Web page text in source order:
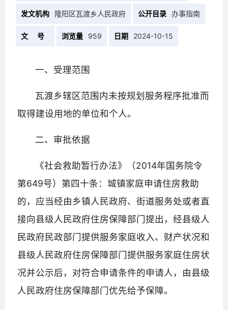
发文机构 隆阳区瓦渡乡人民政府 公开目录 办事指南
文 号 浏览量 959 日期 2024-10-15
一、受理范围
瓦渡乡辖区范围内未按规划服务程序批准而
取得建设用地的单位和个人。
二、审批依据
《社会救助暂行办法》（2014年国务院令
第649号）第四十条：城镇家庭申请住房救助
的，应当经由乡镇人民政府、街道服务处或者直
接向县级人民政府住房保障部门提出，经县级人
民政府民政部门提供服务家庭收入、财产状况和
县级人民政府住房保障部门提供服务家庭住房状
况并公示后，对符合申请条件的申请人，由县级
人民政府住房保障部门优先给予保障。